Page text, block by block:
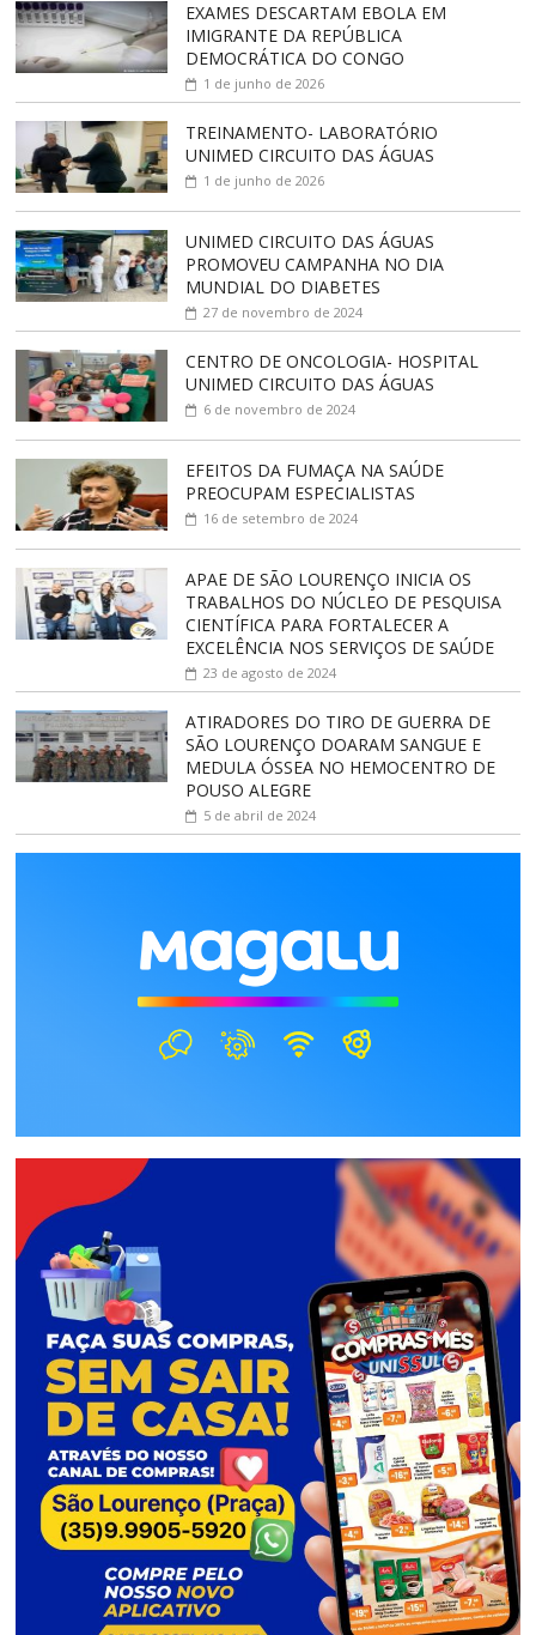
EXAMES DESCARTAM EBOLA EM
IMIGRANTE DA REPÚBLICA
DEMOCRÁTICA DO CONGO
1 de junho de 2026
TREINAMENTO- LABORATÓRIO
UNIMED CIRCUITO DAS ÁGUAS
1 de junho de 2026
UNIMED CIRCUITO DAS ÁGUAS
PROMOVEU CAMPANHA NO DIA
MUNDIAL DO DIABETES
27 de novembro de 2024
CENTRO DE ONCOLOGIA- HOSPITAL
UNIMED CIRCUITO DAS ÁGUAS
6 de novembro de 2024
EFEITOS DA FUMAÇA NA SAÚDE
PREOCUPAM ESPECIALISTAS
16 de setembro de 2024
APAE DE SÃO LOURENÇO INICIA OS
TRABALHOS DO NÚCLEO DE PESQUISA
CIENTÍFICA PARA FORTALECER A
EXCELÊNCIA NOS SERVIÇOS DE SAÚDE
23 de agosto de 2024
ATIRADORES DO TIRO DE GUERRA DE
SÃO LOURENÇO DOARAM SANGUE E
MEDULA ÓSSEA NO HEMOCENTRO DE
POUSO ALEGRE
5 de abril de 2024